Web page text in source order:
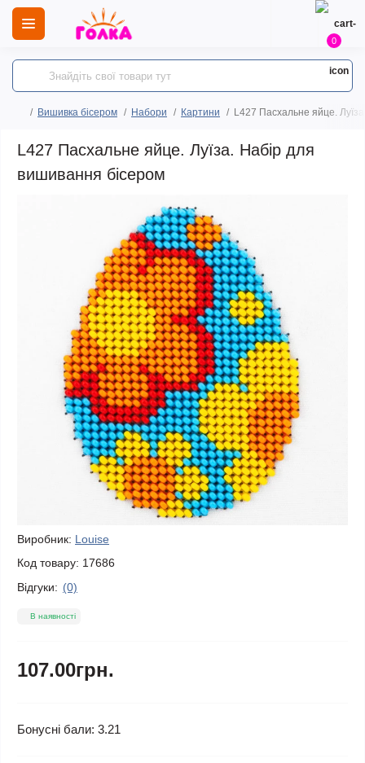
0
Вишивка бісером Набори Картини L427 Пасхальне яйце.
L427 Пасхальне яйце. Луїза. Набір для
вишивання бісером
Виробник: Louise
Код товару: 17686
Відгуки: (0)
В наявності
107.00грн.
Бонусні бали: 3.21